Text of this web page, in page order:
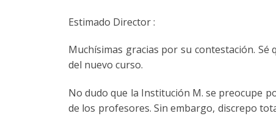
Estimado Director :
Muchísimas gracias por su contestación.
del nuevo curso.
No dudo que la Institución M. se preocupe
de los profesores. Sin embargo, discrepo